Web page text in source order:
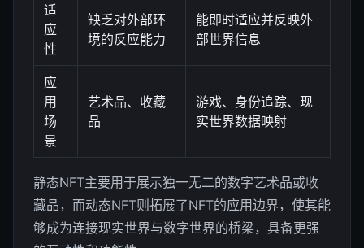
适
应
性
缺乏对外部环
境的反应能力
能即时适应并反映外
部世界信息
应
用
场
景
艺术品、收藏
品
游戏、身份追踪、现
实世界数据映射
静态NFT主要用于展示独一无二的数字艺术品或收
藏品，而动态NFT则拓展了NFT的应用边界，使其能
够成为连接现实世界与数字世界的桥梁，具备更强